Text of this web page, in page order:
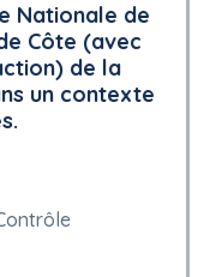
Nationale de
Côte (avec
de la
un contexte